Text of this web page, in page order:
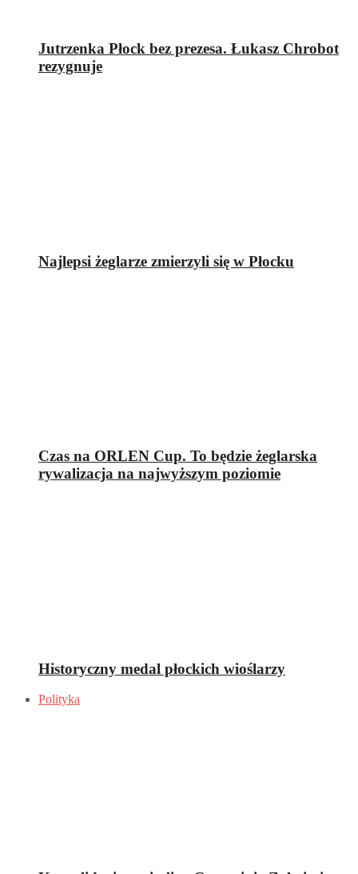
Jutrzenka Płock bez prezesa. Łukasz Chrobot
rezygnuje
Najlepsi żeglarze zmierzyli się w Płocku
Czas na ORLEN Cup. To będzie żeglarska
rywalizacja na najwyższym poziomie
Historyczny medal płockich wioślarzy
Polityka